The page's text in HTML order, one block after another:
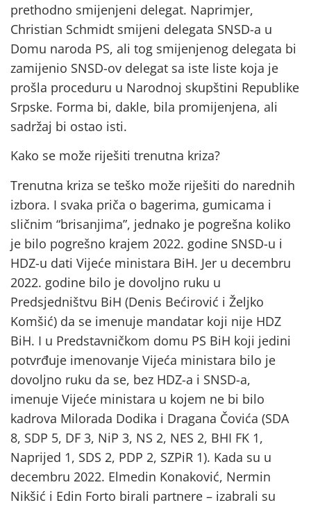
prethodno smijenjeni delegat. Naprimjer,
Christian Schmidt smijeni delegata SNSD-a u
Domu naroda PS, ali tog smijenjenog delegata bi
zamijenio SNSD-ov delegat sa iste liste koja je
prošla proceduru u Narodnoj skupštini Republike
Srpske. Forma bi, dakle, bila promijenjena, ali
sadržaj bi ostao isti.
Kako se može riješiti trenutna kriza?
Trenutna kriza se teško može riješiti do narednih
izbora. I svaka priča o bagerima, gumicama i
sličnim “brisanjima”, jednako je pogrešna koliko
je bilo pogrešno krajem 2022. godine SNSD-u i
HDZ-u dati Vijeće ministara BiH. Jer u decembru
2022. godine bilo je dovoljno ruku u
Predsjedništvu BiH (Denis Bećirović i Željko
Komšić) da se imenuje mandatar koji nije HDZ
BiH. I u Predstavničkom domu PS BiH koji jedini
potvrđuje imenovanje Vijeća ministara bilo je
dovoljno ruku da se, bez HDZ-a i SNSD-a,
imenuje Vijeće ministara u kojem ne bi bilo
kadrova Milorada Dodika i Dragana Čovića (SDA
8, SDP 5, DF 3, NiP 3, NS 2, NES 2, BHI FK 1,
Naprijed 1, SDS 2, PDP 2, SZPiR 1). Kada su u
decembru 2022. Elmedin Konaković, Nermin
Nikšić i Edin Forto birali partnere – izabrali su